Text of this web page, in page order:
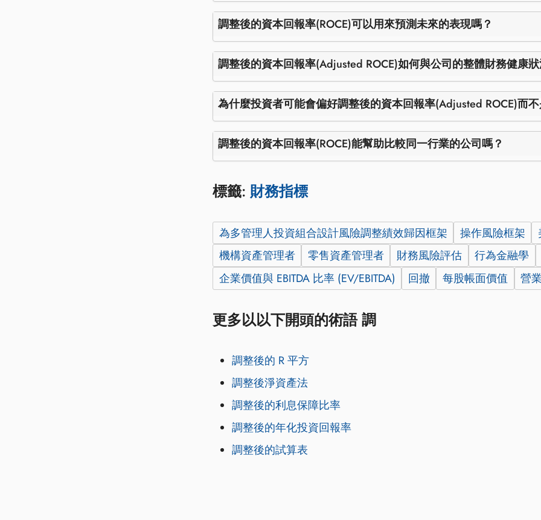
調整後的資本回報率(ROCE)可以用來預測未來的表現嗎？
調整後的資本回報率(Adjusted ROCE)如何與公司的整體財務健康狀
為什麼投資者可能會偏好調整後的資本回報率(Adjusted ROCE)而
調整後的資本回報率(ROCE)能幫助比較同一行業的公司嗎？
標籤: 財務指標
為多管理人投資組合設計風險調整績效歸因框架 操作風險框架
機構資產管理者
零售資產管理者 財務風險評估 行為金融學
企業價值與 EBITDA 比率 (EV/EBITDA)
回撤 每股帳面價值 營
更多以以下開頭的術語 調
調整後的 R 平方
調整後淨資產法
調整後的利息保障比率
調整後的年化投資回報率
調整後的試算表